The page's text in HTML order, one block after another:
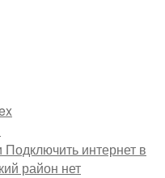
Подключить интернет в
район нет